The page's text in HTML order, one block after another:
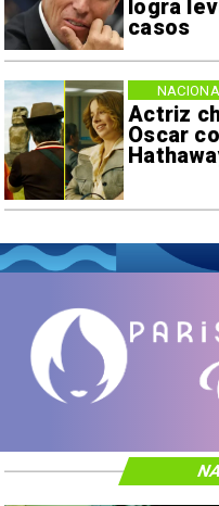
logra
casos
Actriz
Oscar